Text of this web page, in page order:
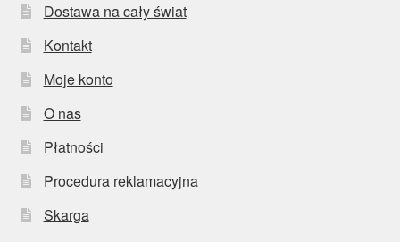
Dostawa na cały świat
Kontakt
Moje konto
O nas
Płatności
Procedura reklamacyjna
Skarga